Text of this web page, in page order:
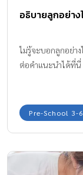
อธิบายลูกอย่าง
ไม่รู้จะบอกลูกอย่าง
ต่อคำแนะนำได้ที่นี่
Pre-School 3-